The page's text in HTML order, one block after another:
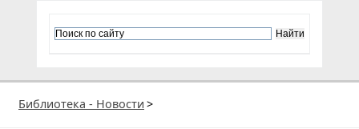
Библиотека - Новости >